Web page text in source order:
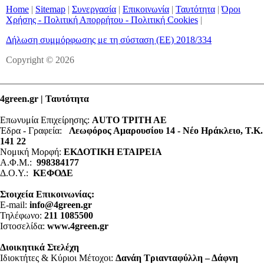
Home | Sitemap | Συνεργασία | Επικοινωνία | Ταυτότητα |Όροι
Χρήσης - Πολιτική Απορρήτου - Πολιτική Cookies |
Δήλωση συμμόρφωσης με τη σύσταση (ΕΕ) 2018/334
Copyright © 2026
4green.gr | Ταυτότητα
Επωνυμία Επιχείρησης: AUTO ΤΡΙΤΗ ΑΕ
Έδρα - Γραφεία: Λεωφόρος Αμαρουσίου 14 - Νέο Ηράκλειο, Τ.Κ.
141 22
Νομική Μορφή: ΕΚΔΟΤΙΚΗ ΕΤΑΙΡΕΙΑ
Α.Φ.Μ.: 998384177
Δ.Ο.Υ.: ΚΕΦΟΔΕ
Στοιχεία Επικοινωνίας:
E-mail: info@4green.gr
Τηλέφωνο: 211 1085500
Ιστοσελίδα: www.4green.gr
Διοικητικά Στελέχη
Ιδιοκτήτες & Κύριοι Μέτοχοι: Δανάη Τριανταφύλλη – Δάφνη